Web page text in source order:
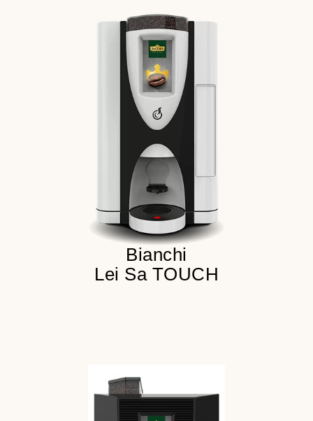
Bianchi
Lei Sa TOUCH
до 36 напитков в меню
до 100 чашек в сутки
4 бункера для продукта
Детальнее